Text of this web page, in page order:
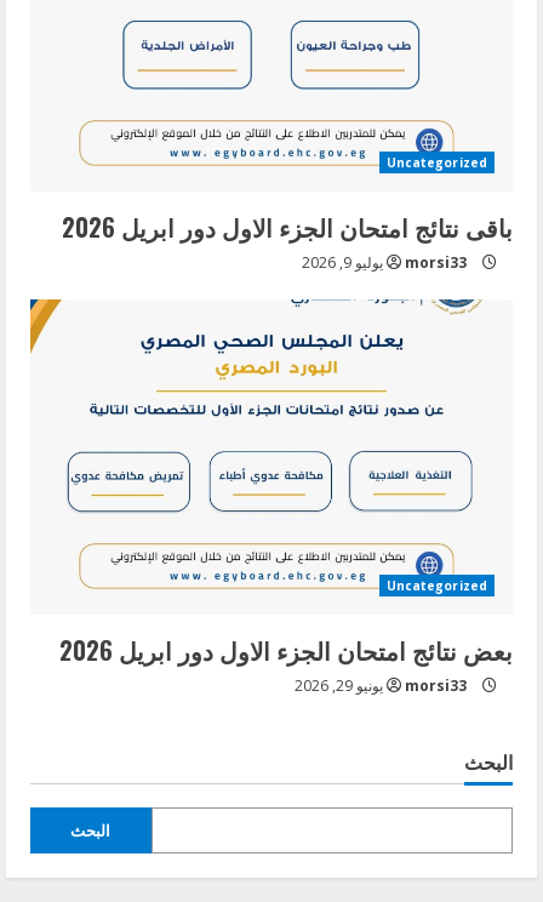
Uncategorized
باقى نتائج امتحان الجزء الاول دور ابريل 2026
morsi33 يوليو 9, 2026
Uncategorized
بعض نتائج امتحان الجزء الاول دور ابريل 2026
morsi33 يونيو 29, 2026
البحث
البحث